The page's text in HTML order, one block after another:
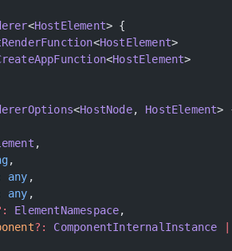
<HostElement> {
<HostElement>
<HostElement>
<HostNode, HostElement>
,
,
any ,
any ,
ElementNamespace,
?: ComponentInternalInstance